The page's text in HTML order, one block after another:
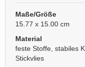
Maße/Größe
15.77 x 15.00 cm
Material
feste Stoffe, stabiles
Stickvlies